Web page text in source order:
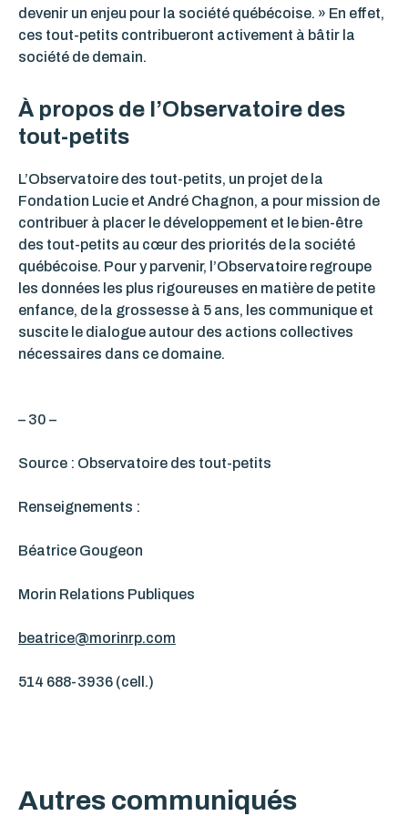
devenir un enjeu pour la société québécoise. » En effet,
ces tout-petits contribueront activement à bâtir la
société de demain.
À propos de l’Observatoire des
tout-petits
L’Observatoire des tout-petits, un projet de la
Fondation Lucie et André Chagnon, a pour mission de
contribuer à placer le développement et le bien-être
des tout-petits au cœur des priorités de la société
québécoise. Pour y parvenir, l’Observatoire regroupe
les données les plus rigoureuses en matière de petite
enfance, de la grossesse à 5 ans, les communique et
suscite le dialogue autour des actions collectives
nécessaires dans ce domaine.
– 30 –
Source : Observatoire des tout-petits
Renseignements :
Béatrice Gougeon
Morin Relations Publiques
beatrice@morinrp.com
514 688-3936 (cell.)
Autres communiqués